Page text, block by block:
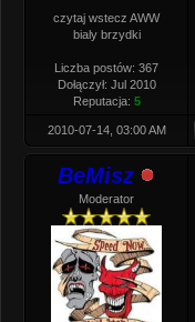
czytaj wstecz AWW
bialy brzydki
Liczba postów: 367
Dołączył: Jul 2010
Reputacja: 5
2010-07-14, 03:00 AM
BeMisz
Moderator